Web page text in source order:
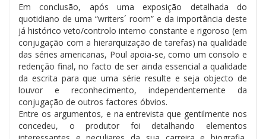
Em conclusão, após uma exposição detalhada do
quotidiano de uma “writers´ room” e da importância deste
já histórico veto/controlo interno constante e rigoroso (em
conjugação com a hierarquização de tarefas) na qualidade
das séries americanas, Poul apoia-se, como um consolo e
redenção final, no facto de ser ainda essencial a qualidade
da escrita para que uma série resulte e seja objecto de
louvor e reconhecimento, independentemente da
conjugação de outros factores óbvios.
Entre os argumentos, e na entrevista que gentilmente nos
concedeu, o produtor foi detalhando elementos